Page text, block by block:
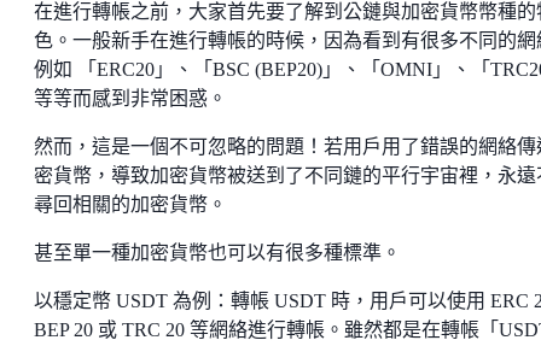
在進行轉帳之前，大家首先要了解到公鏈與加密貨幣幣種的
色。一般新手在進行轉帳的時候，因為看到有很多不同的網
例如 「ERC20」、「BSC (BEP20)」、「OMNI」、「
等等而感到非常困惑。
然而，這是一個不可忽略的問題！若用戶用了錯誤的網絡傳
密貨幣，導致加密貨幣被送到了不同鏈的平行宇宙裡，永遠
尋回相關的加密貨幣。
甚至單一種加密貨幣也可以有很多種標準。
以穩定幣 USDT 為例：轉帳 USDT 時，用戶可以使用 ERC
BEP 20 或 TRC 20 等網絡進行轉帳。雖然都是在轉帳「